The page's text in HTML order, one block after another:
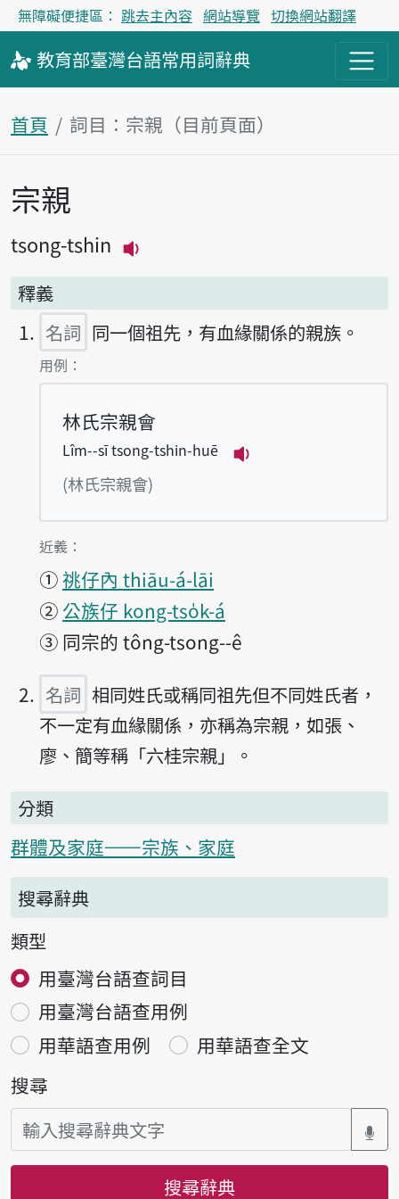
無障礙便捷區： 跳去主內容 網站導覽 切換網站翻譯
教育部臺灣台語常用詞辭典
首頁 詞目：宗親（目前頁面）
主內容區塊
宗親
tsong-tshin
釋義
名詞 同一個祖先，有血緣關係的親族。
第1項釋義的
用例：
林氏宗親會
Lîm--sī tsong-tshin-huē
(林氏宗親會)
第1項釋義的
近義：
①祧仔內 thiāu-á-lāi
② 公族仔 kong-tso̍k-á
③ 同宗的 tông-tsong--ê
名詞 相同姓氏或稱同祖先但不同姓氏者，
不一定有血緣關係，亦稱為宗親，如張、
廖、簡等稱「六桂宗親」。
分類
群體及家庭——宗族、家庭
搜尋辭典
類型
用臺灣台語查詞目
用臺灣台語查用例
用華語查用例
用華語查全文
搜尋
搜尋辭典